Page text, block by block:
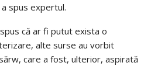
a spus expertul.
că ar fi putut exista o
alte surse au vorbit
care a fost, ulterior, aspirată